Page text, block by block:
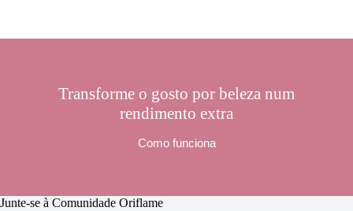
Transforme o gosto por beleza num
rendimento extra
Como funciona
Junte-se à Comunidade Oriflame